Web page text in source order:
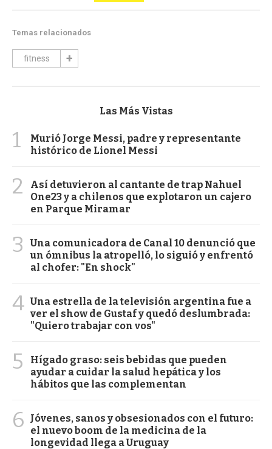
Temas relacionados
fitness
Las Más Vistas
1
Murió Jorge Messi, padre y representante
histórico de Lionel Messi
2
Así detuvieron al cantante de trap Nahuel
One23 y a chilenos que explotaron un cajero
en Parque Miramar
3
Una comunicadora de Canal 10 denunció que
un ómnibus la atropelló, lo siguió y enfrentó
al chofer: "En shock"
4 Una estrella de la televisión argentina fue a
ver el show de Gustaf y quedó deslumbrada:
"Quiero trabajar con vos"
5
Hígado graso: seis bebidas que pueden
ayudar a cuidar la salud hepática y los
hábitos que las complementan
6
Jóvenes, sanos y obsesionados con el futuro:
el nuevo boom de la medicina de la
longevidad llega a Uruguay